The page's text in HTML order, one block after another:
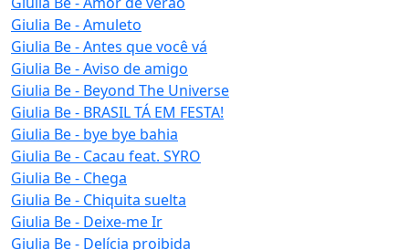
Giulia Be - Amuleto
Giulia Be - Antes que você vá
Giulia Be - Aviso de amigo
Giulia Be - Beyond The Universe
Giulia Be - BRASIL TÁ EM FESTA!
Giulia Be - bye bye bahia
Giulia Be - Cacau feat. SYRO
Giulia Be - Chega
Giulia Be - Chiquita suelta
Giulia Be - Deixe-me Ir
Giulia Be - Delícia proibida